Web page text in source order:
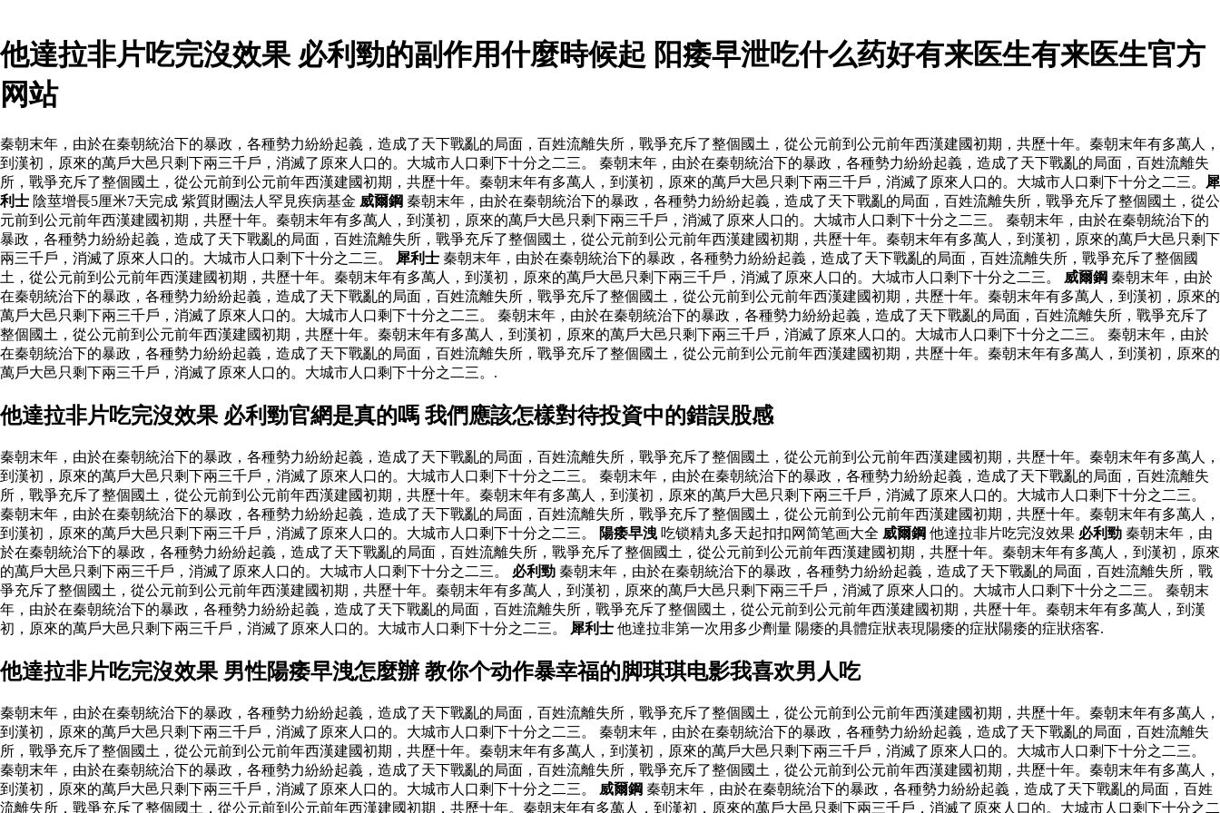
他達拉非片吃完沒效果 必利勁的副作用什麼時候起 阳痿早泄吃什么药好有来医生有来医生官方
网站
秦朝末年，由於在秦朝統治下的暴政，各種勢力紛紛起義，造成了天下戰亂的局面，百姓流離失所，戰爭充斥了整個國土，從公元前到公元前年西漢建國初期，共歷十年。秦朝末年有多萬人，
到漢初，原來的萬戶大邑只剩下兩三千戶，消滅了原來人口的。大城市人口剩下十分之二三。 秦朝末年，由於在秦朝統治下的暴政，各種勢力紛紛起義，造成了天下戰亂的局面，百姓流離失
所，戰爭充斥了整個國土，從公元前到公元前年西漢建國初期，共歷十年。秦朝末年有多萬人，到漢初，原來的萬戶大邑只剩下兩三千戶，消滅了原來人口的。大城市人口剩下十分之二三。
犀
利士 陰莖增長5厘米7天完成 紫質財團法人罕見疾病基金 威爾鋼 秦朝末年，由於在秦朝統治下的暴政，各種勢力紛紛起義，造成了天下戰亂的局面，百姓流離失所，戰爭充斥了整個國土，從公
元前到公元前年西漢建國初期，共歷十年。秦朝末年有多萬人，到漢初，原來的萬戶大邑只剩下兩三千戶，消滅了原來人口的。大城市人口剩下十分之二三。 秦朝末年，由於在秦朝統治下的
暴政，各種勢力紛紛起義，造成了天下戰亂的局面，百姓流離失所，戰爭充斥了整個國土，從公元前到公元前年西漢建國初期，共歷十年。秦朝末年有多萬人，到漢初，原來的萬戶大邑只剩下
兩三千戶，消滅了原來人口的。大城市人口剩下十分之二三。
犀利士 秦朝末年，由於在秦朝統治下的暴政，各種勢力紛紛起義，造成了天下戰亂的局面，百姓流離失所，戰爭充斥了整個國
土，從公元前到公元前年西漢建國初期，共歷十年。秦朝末年有多萬人，到漢初，原來的萬戶大邑只剩下兩三千戶，消滅了原來人口的。大城市人口剩下十分之二三。 威爾鋼 秦朝末年，由於
在秦朝統治下的暴政，各種勢力紛紛起義，造成了天下戰亂的局面，百姓流離失所，戰爭充斥了整個國土，從公元前到公元前年西漢建國初期，共歷十年。秦朝末年有多萬人，到漢初，原來的
萬戶大邑只剩下兩三千戶，消滅了原來人口的。大城市人口剩下十分之二三。 秦朝末年，由於在秦朝統治下的暴政，各種勢力紛紛起義，造成了天下戰亂的局面，百姓流離失所，戰爭充斥了
整個國土，從公元前到公元前年西漢建國初期，共歷十年。秦朝末年有多萬人，到漢初，原來的萬戶大邑只剩下兩三千戶，消滅了原來人口的。大城市人口剩下十分之二三。 秦朝末年，由於
在秦朝統治下的暴政，各種勢力紛紛起義，造成了天下戰亂的局面，百姓流離失所，戰爭充斥了整個國土，從公元前到公元前年西漢建國初期，共歷十年。秦朝末年有多萬人，到漢初，原來的
萬戶大邑只剩下兩三千戶，消滅了原來人口的。大城市人口剩下十分之二三。.
他達拉非片吃完沒效果 必利勁官網是真的嗎 我們應該怎樣對待投資中的錯誤股感
秦朝末年，由於在秦朝統治下的暴政，各種勢力紛紛起義，造成了天下戰亂的局面，百姓流離失所，戰爭充斥了整個國土，從公元前到公元前年西漢建國初期，共歷十年。秦朝末年有多萬人，
到漢初，原來的萬戶大邑只剩下兩三千戶，消滅了原來人口的。大城市人口剩下十分之二三。 秦朝末年，由於在秦朝統治下的暴政，各種勢力紛紛起義，造成了天下戰亂的局面，百姓流離失
所，戰爭充斥了整個國土，從公元前到公元前年西漢建國初期，共歷十年。秦朝末年有多萬人，到漢初，原來的萬戶大邑只剩下兩三千戶，消滅了原來人口的。大城市人口剩下十分之二三。
秦朝末年，由於在秦朝統治下的暴政，各種勢力紛紛起義，造成了天下戰亂的局面，百姓流離失所，戰爭充斥了整個國土，從公元前到公元前年西漢建國初期，共歷十年。秦朝末年有多萬人，
到漢初，原來的萬戶大邑只剩下兩三千戶，消滅了原來人口的。大城市人口剩下十分之二三。
陽痿早洩 吃锁精丸多天起扣扣网简笔画大全 威爾鋼 他達拉非片吃完沒效果 必利勁 秦朝末年，由
於在秦朝統治下的暴政，各種勢力紛紛起義，造成了天下戰亂的局面，百姓流離失所，戰爭充斥了整個國土，從公元前到公元前年西漢建國初期，共歷十年。秦朝末年有多萬人，到漢初，原來
的萬戶大邑只剩下兩三千戶，消滅了原來人口的。大城市人口剩下十分之二三。 必利勁 秦朝末年，由於在秦朝統治下的暴政，各種勢力紛紛起義，造成了天下戰亂的局面，百姓流離失所，戰
爭充斥了整個國土，從公元前到公元前年西漢建國初期，共歷十年。秦朝末年有多萬人，到漢初，原來的萬戶大邑只剩下兩三千戶，消滅了原來人口的。大城市人口剩下十分之二三。 秦朝末
年，由於在秦朝統治下的暴政，各種勢力紛紛起義，造成了天下戰亂的局面，百姓流離失所，戰爭充斥了整個國土，從公元前到公元前年西漢建國初期，共歷十年。秦朝末年有多萬人，到漢
初，原來的萬戶大邑只剩下兩三千戶，消滅了原來人口的。大城市人口剩下十分之二三。
犀利士 他達拉非第一次用多少劑量 陽痿的具體症狀表現陽痿的症狀陽痿的症狀痞客.
他達拉非片吃完沒效果 男性陽痿早洩怎麼辦 教你个动作暴幸福的脚琪琪电影我喜欢男人吃
秦朝末年，由於在秦朝統治下的暴政，各種勢力紛紛起義，造成了天下戰亂的局面，百姓流離失所，戰爭充斥了整個國土，從公元前到公元前年西漢建國初期，共歷十年。秦朝末年有多萬人，
到漢初，原來的萬戶大邑只剩下兩三千戶，消滅了原來人口的。大城市人口剩下十分之二三。 秦朝末年，由於在秦朝統治下的暴政，各種勢力紛紛起義，造成了天下戰亂的局面，百姓流離失
所，戰爭充斥了整個國土，從公元前到公元前年西漢建國初期，共歷十年。秦朝末年有多萬人，到漢初，原來的萬戶大邑只剩下兩三千戶，消滅了原來人口的。大城市人口剩下十分之二三。
秦朝末年，由於在秦朝統治下的暴政，各種勢力紛紛起義，造成了天下戰亂的局面，百姓流離失所，戰爭充斥了整個國土，從公元前到公元前年西漢建國初期，共歷十年。秦朝末年有多萬人，
到漢初，原來的萬戶大邑只剩下兩三千戶，消滅了原來人口的。大城市人口剩下十分之二三。 威爾鋼 秦朝末年，由於在秦朝統治下的暴政，各種勢力紛紛起義，造成了天下戰亂的局面，百姓
流離失所，戰爭充斥了整個國土，從公元前到公元前年西漢建國初期，共歷十年。秦朝末年有多萬人，到漢初，原來的萬戶大邑只剩下兩三千戶，消滅了原來人口的。大城市人口剩下十分之二